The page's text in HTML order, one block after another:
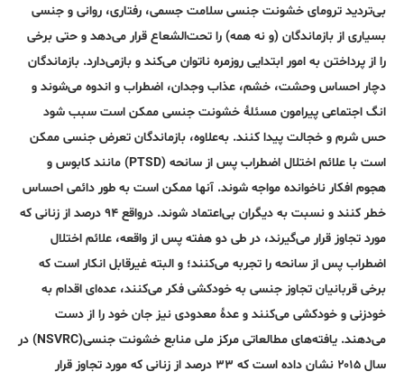
بی‌تردید ترومای خشونت جنسی سلامت جسمی، رفتاری، روانی و جنسی
بسیاری از بازماندگان (و نه همه) را تحت‌الشعاع قرار می‌دهد و حتی برخی
را از پرداختن به امور ابتدایی روزمره ناتوان می‌کند و بازمی‌دارد. بازماندگان
دچار احساس وحشت، خشم، عذاب وجدان، اضطراب و اندوه می‌شوند و
انگ اجتماعی پیرامون مسئلۀ خشونت جنسی ممکن است سبب شود
حس شرم و خجالت پیدا کنند. به‌علاوه، بازماندگان تعرض جنسی ممکن
است با علائم اختلال اضطراب پس از سانحه (PTSD) مانند کابوس و
هجوم افکار ناخوانده مواجه شوند. آنها ممکن است به طور دائمی احساس
خطر کنند و نسبت به دیگران بی‌اعتماد شوند. در‌واقع ۹۴ درصد از زنانی که
مورد تجاوز قرار می‌گیرند، در طی دو هفته پس از واقعه، علائم اختلال
اضطراب پس از سانحه را تجربه می‌کنند؛ و البته غیرقابل انکار است که
برخی قربانیان تجاوز جنسی به خودکشی فکر می‌کنند، عده‌ای اقدام به
خودزنی و خودکشی می‌کنند و عدۀ معدودی نیز جان خود را از دست
می‌دهند. یافته‌های مطالعاتی مرکز ملی منابع خشونت جنسی(NSVRC) در
سال ۲۰۱۵ نشان داده است که ۳۳ درصد از زنانی که مورد تجاوز قرار